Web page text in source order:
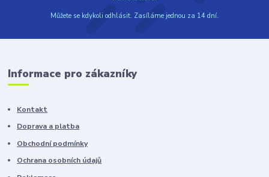
Můžete se kdykoli odhlásit. Zasíláme jednou za 14 dní.
Informace pro zákazníky
Kontakt
Doprava a platba
Obchodní podmínky
Ochrana osobních údajů